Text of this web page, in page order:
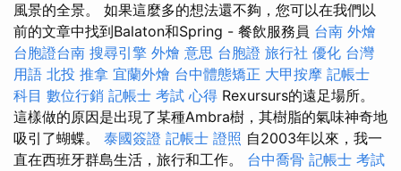
風景的全景。 如果這麼多的想法還不夠，您可以在我們以
前的文章中找到Balaton和Spring - 餐飲服務員 台南 外燴
台胞證台南 搜尋引擎 外燴 意思 台胞證 旅行社 優化 台灣
用語 北投 推拿 宜蘭外燴 台中體態矯正 大甲按摩 記帳士
科目 數位行銷 記帳士 考試 心得 Rexursurs的遠足場所。
這樣做的原因是出現了某種Ambra樹，其樹脂的氣味神奇地
吸引了蝴蝶。 泰國簽證 記帳士 證照 自2003年以來，我一
直在西班牙群島生活，旅行和工作。 台中喬骨 記帳士 考試